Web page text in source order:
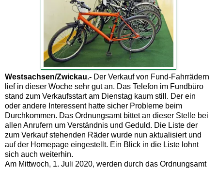
Westsachsen/Zwickau.- Der Verkauf von Fund-Fahrrädern
lief in dieser Woche sehr gut an. Das Telefon im Fundbüro
stand zum Verkaufsstart am Dienstag kaum still. Der ein
oder andere Interessent hatte sicher Probleme beim
Durchkommen. Das Ordnungsamt bittet an dieser Stelle bei
allen Anrufern um Verständnis und Geduld. Die Liste der
zum Verkauf stehenden Räder wurde nun aktualisiert und
auf der Homepage eingestellt. Ein Blick in die Liste lohnt
sich auch weiterhin.
Am Mittwoch, 1. Juli 2020, werden durch das Ordnungsamt